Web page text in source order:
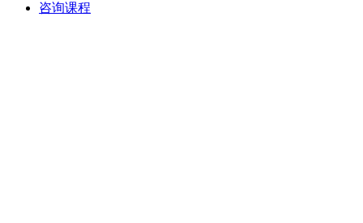
咨询课程